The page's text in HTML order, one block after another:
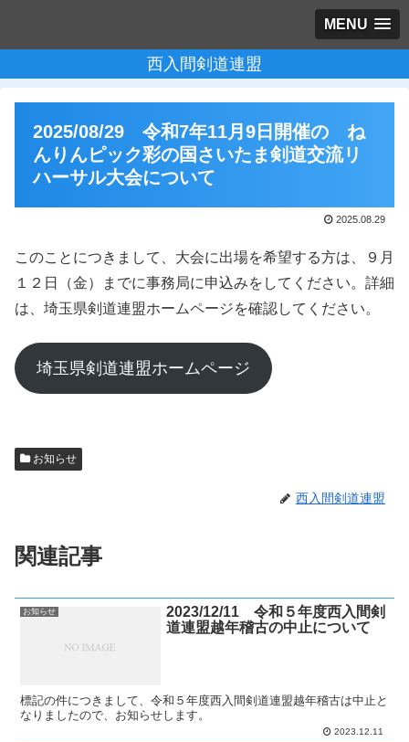
MENU
西入間剣道連盟
2025/08/29 令和7年11月9日開催の ね
んりんピック彩の国さいたま剣道交流リ
ハーサル大会について
2025.08.29
このことにつきまして、大会に出場を希望する方は、９月
１２日（金）までに事務局に申込みをしてください。詳細
は、埼玉県剣道連盟ホームページを確認してください。
埼玉県剣道連盟ホームページ
お知らせ
西入間剣道連盟
関連記事
お知らせ
2023/12/11 令和５年度西入間剣
道連盟越年稽古の中止について
標記の件につきまして、令和５年度西入間剣道連盟越年稽古は中止と
なりましたので、お知らせします。
2023.12.11